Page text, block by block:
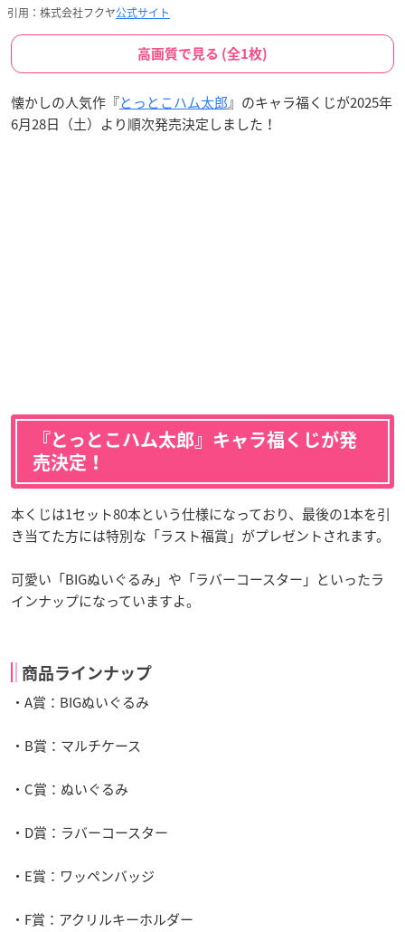
引用：株式会社フクヤ公式サイト
高画質で見る (全1枚)
懐かしの人気作『とっとこハム太郎』のキャラ福くじが2025年
6月28日（土）より順次発売決定しました！
『とっとこハム太郎』キャラ福くじが発
売決定！
本くじは1セット80本という仕様になっており、最後の1本を引
き当てた方には特別な「ラスト福賞」がプレゼントされます。
可愛い「BIGぬいぐるみ」や「ラバーコースター」といったラ
インナップになっていますよ。
商品ラインナップ
・A賞：BIGぬいぐるみ
・B賞：マルチケース
・C賞：ぬいぐるみ
・D賞：ラバーコースター
・E賞：ワッペンバッジ
・F賞：アクリルキーホルダー